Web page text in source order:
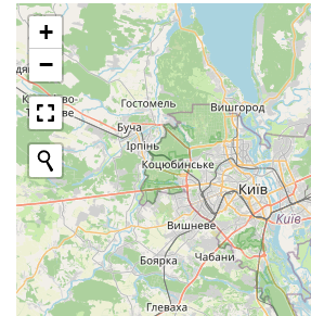
+
−